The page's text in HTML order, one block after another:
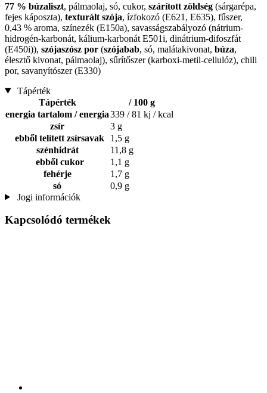
77 % búzaliszt, pálmaolaj, só, cukor, szárított zöldség (sárgarépa,
fejes káposzta), texturált szója, ízfokozó (E621, E635), fűszer,
0,43 % aroma, színezék (E150a), savasságszabályozó (nátrium-
hidrogén-karbonát, kálium-karbonát E501i, dinátrium-difoszfát
(E450i)), szójaszósz por (szójabab, só, malátakivonat, búza,
élesztő kivonat, pálmaolaj), sűrítőszer (karboxi-metil-cellulóz), chili
por, savanyítószer (E330)
Tápérték
Tápérték
/ 100 g
energia tartalom / energia339 / 81 kj / kcal
zsír
3 g
ebből telített zsírsavak
1,5 g
szénhidrát
11,8 g
ebből cukor
1,1 g
fehérje
1,7 g
só
0,9 g
Jogi információk
Kapcsolódó termékek